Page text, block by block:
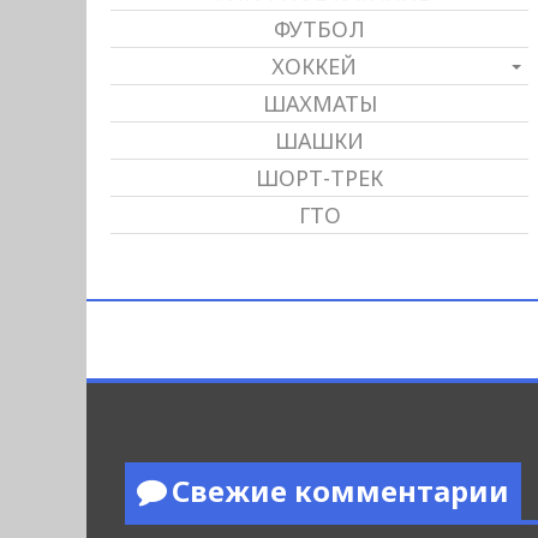
ФУТБОЛ
ХОККЕЙ
ШАХМАТЫ
ШАШКИ
ШОРТ-ТРЕК
ГТО
Свежие комментарии